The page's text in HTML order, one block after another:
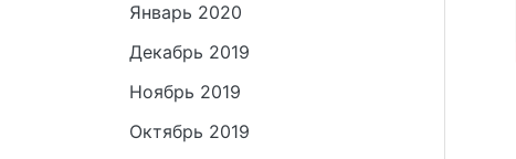
Январь 2020
Декабрь 2019
Ноябрь 2019
Октябрь 2019